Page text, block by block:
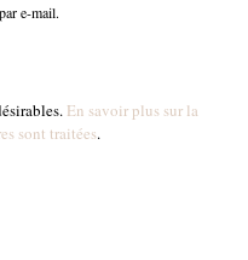
e-mail.
En savoir plus sur la
sont traitées.